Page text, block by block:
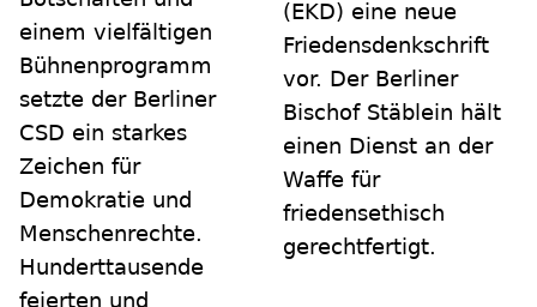
einem vielfältigen
Bühnenprogramm
setzte der Berliner
CSD ein starkes
Zeichen für
Demokratie und
Menschenrechte.
Hunderttausende
feierten und
(EKD) eine neue
Friedensdenkschrift
vor. Der Berliner
Bischof Stäblein hält
einen Dienst an der
Waffe für
friedensethisch
gerechtfertigt.